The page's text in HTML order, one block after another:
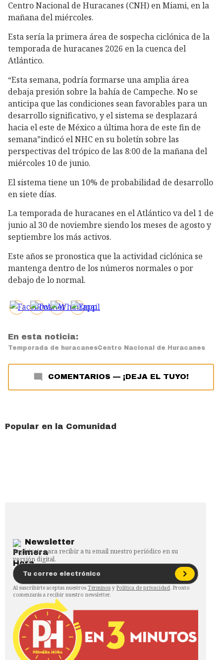
Centro Nacional de Huracanes (CNH) en Miami, en la
mañana del miércoles.
Esta sería la primera área de sospecha ciclónica de la
temporada de huracanes 2026 en la cuenca del
Atlántico.
“Esta semana, podría formarse una amplia área
debaja presión sobre la bahía de Campeche. No se
anticipa que las condiciones sean favorables para un
desarrollo significativo, y el sistema se desplazará
hacia el este de México a última hora de este fin de
semana”indicó el NHC en su boletín sobre las
perspectivas del trópico de las 8:00 de la mañana del
miércoles 10 de junio.
El sistema tiene un 10% de probabilidad de desarrollo
en siete días.
La temporada de huracanes en el Atlántico va del 1 de
junio al 30 de noviembre siendo los meses de agosto y
septiembre los más activos.
Este años se pronostica que la actividad ciclónica se
mantenga dentro de los números normales o por
debajo de lo normal.
En esta noticia:
Temporada de huracanesCentro Nacional de Huracanes
COMENTARIOS — ¡DEJA EL TUYO!
Popular en la Comunidad
Newsletter
Regístrate para recibir a tu email nuestro periódico en su
versión digital.
Al suscribirte aceptas nuestros Términos y Política de privacidad. Pronto
comenzarás a recibir nuestro newsletter.